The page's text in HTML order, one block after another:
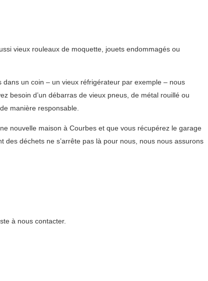
vieux rouleaux de moquette, jouets endommagés ou
un coin – un vieux réfrigérateur par exemple – nous
besoin d’un débarras de vieux pneus, de métal rouillé ou
manière responsable.
nouvelle maison à Courbes et que vous récupérez le garage
déchets ne s’arrête pas là pour nous, nous nous assurons
à nous contacter.